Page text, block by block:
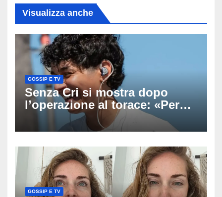
Visualizza anche
GOSSIP E TV
Senza Cri si mostra dopo
l’operazione al torace: «Per
anni mi sentivo in trappola», il
racconto sul difficile percorso
GOSSIP E TV